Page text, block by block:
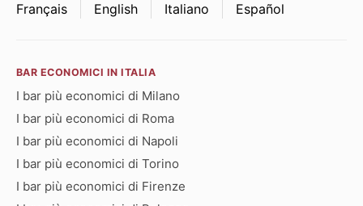
Français English Italiano Español
BAR ECONOMICI IN ITALIA
I bar più economici di Milano
I bar più economici di Roma
I bar più economici di Napoli
I bar più economici di Torino
I bar più economici di Firenze